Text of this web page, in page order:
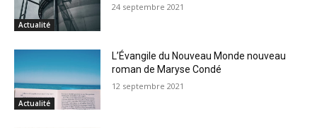
Actualité
24 septembre 2021
Actualité
L’Évangile du Nouveau Monde nouveau
roman de Maryse Condé
12 septembre 2021